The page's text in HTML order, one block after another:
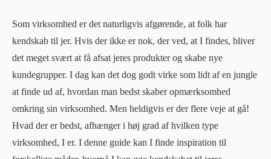
Som virksomhed er det naturligvis afgørende, at folk har
kendskab til jer. Hvis der ikke er nok, der ved, at I findes, bliver
det meget svært at få afsat jeres produkter og skabe nye
kundegrupper. I dag kan det dog godt virke som lidt af en jungle
at finde ud af, hvordan man bedst skaber opmærksomhed
omkring sin virksomhed. Men heldigvis er der flere veje at gå!
Hvad der er bedst, afhænger i høj grad af hvilken type
virksomhed, I er. I denne guide kan I finde inspiration til